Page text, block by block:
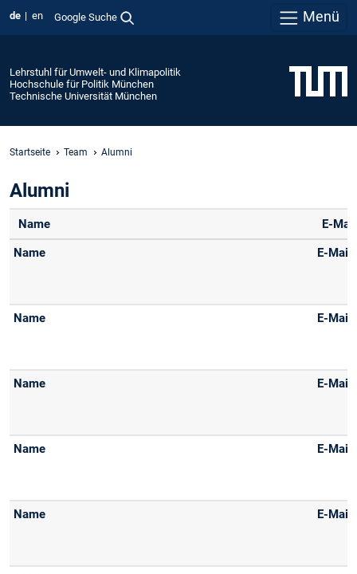
de en Google Suche Menü
Lehrstuhl für Umwelt- und Klimapolitik
Hochschule für Politik München
Technische Universität München
Startseite Team Alumni
Alumni
Name E-Mail